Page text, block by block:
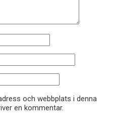
och webbplats i denna
en kommentar.